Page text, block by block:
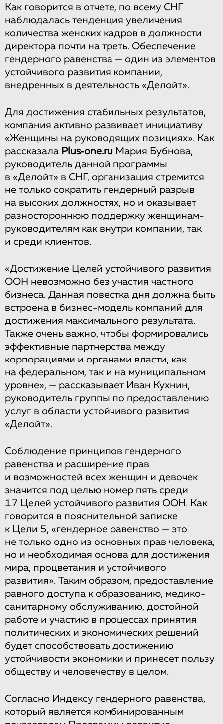
Как говорится в отчете, по всему СНГ
наблюдалась тенденция увеличения
количества женских кадров в должности
директора почти на треть. Обеспечение
гендерного равенства — один из элементов
устойчивого развития компании,
внедренных в деятельность «Делойт».
Для достижения стабильных результатов,
компания активно развивает инициативу
«Женщины на руководящих позициях». Как
рассказала Plus‑one.ru Мария Бубнова,
руководитель данной программы
в «Делойт» в СНГ, организация стремится
не только сократить гендерный разрыв
на высоких должностях, но и оказывает
разностороннюю поддержку женщинам-
руководителям как внутри компании, так
и среди клиентов.
«Достижение Целей устойчивого развития
ООН невозможно без участия частного
бизнеса. Данная повестка дня должна быть
встроена в бизнес-модель компаний для
достижения максимального результата.
Также очень важно, чтобы формировались
эффективные партнерства между
корпорациями и органами власти, как
на федеральном, так и на муниципальном
уровне», — рассказывает Иван Кухнин,
руководитель группы по предоставлению
услуг в области устойчивого развития
«Делойт».
Соблюдение принципов гендерного
равенства и расширение прав
и возможностей всех женщин и девочек
значится под целью номер пять среди
17 Целей устойчивого развития ООН. Как
говорится в пояснительной записке
к Цели 5, «гендерное равенство — это
не только одно из основных прав человека,
но и необходимая основа для достижения
мира, процветания и устойчивого
развития». Таким образом, предоставление
равного доступа к образованию, медико-
санитарному обслуживанию, достойной
работе и участию в процессах принятия
политических и экономических решений
будет способствовать достижению
устойчивости экономики и принесет пользу
обществу и человечеству в целом.
Согласно Индексу гендерного равенства,
который является комбинированным